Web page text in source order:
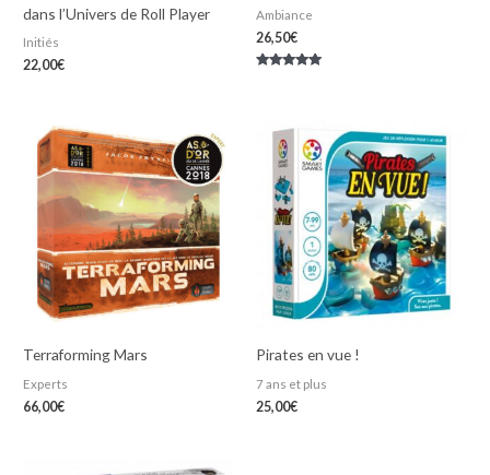
dans l’Univers de Roll Player
Initiés
22,00€
Ambiance
26,50€
Terraforming Mars
Experts
66,00€
Pirates en vue !
7 ans et plus
25,00€